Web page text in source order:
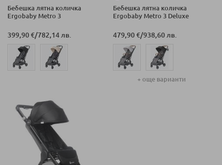
Бебешка лятна количка
Ergobaby Metro 3
399,90 €/782,14 лв.
Бебешка лятна количка
Ergobaby Metro 3 Deluxe
479,90 €/938,60 лв.
+ още варианти